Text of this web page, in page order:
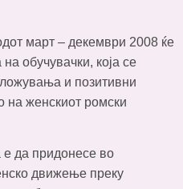
март – декември 2008 ќе
обучувачки, која се
и позитивни
на женскиот ромски
да придонесе во
движење преку